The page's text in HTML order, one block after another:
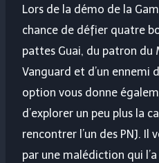
Lors de la démo de la
chance de défier quatre
pattes Guai, du patron du
Vanguard et d’un ennemi
option vous donne
d’explorer un peu plus la
rencontrer l’un des PNJ. Il
par une malédiction qui